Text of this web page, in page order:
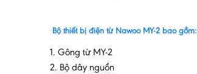
Bộ thiết bị điện từ Nawoo MY-2 bao gồm:
1. Gông từ MY-2
2. Bộ dây nguồn